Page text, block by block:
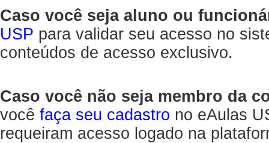
Caso você seja aluno ou
USP para validar seu acesso no
conteúdos de acesso exclusivo.
Caso você não seja membro da
você faça seu cadastro no eAulas
requeiram acesso logado na